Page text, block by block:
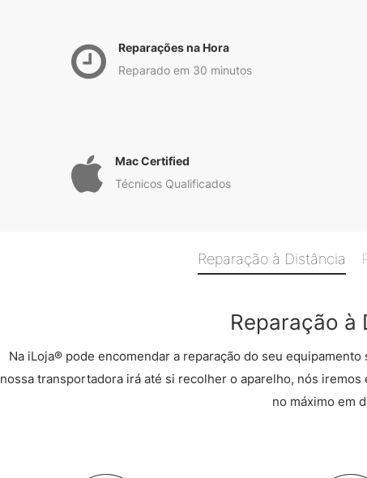
Reparações na Hora
Reparado em 30 minutos
Mac Certified
Técnicos Qualificados
Reparação à Distância
Reparação à
Na iLoja® pode encomendar a reparação do seu
nossa transportadora irá até si recolher o aparelho, nós
no máximo em